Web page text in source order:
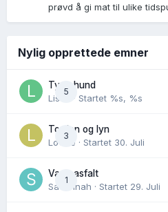
prøvd å gi mat til ulike
Nylig opprettede emner
5
Tynn hund
Lisen
· Startet %s, %s
3
Torden og lyn
Lovise · Startet 30. Juli
1
Varm asfalt
Savannah · Startet 29. Juli